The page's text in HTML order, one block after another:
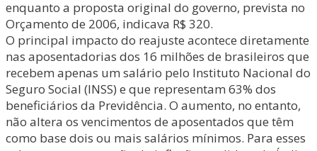
enquanto a proposta original do governo, prevista no
Orçamento de 2006, indicava R$ 320.
O principal impacto do reajuste acontece diretamente
nas aposentadorias dos 16 milhões de brasileiros que
recebem apenas um salário pelo Instituto Nacional do
Seguro Social (INSS) e que representam 63% dos
beneficiários da Previdência. O aumento, no entanto,
não altera os vencimentos de aposentados que têm
como base dois ou mais salários mínimos. Para esses